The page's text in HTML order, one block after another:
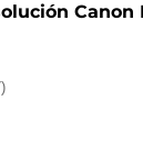
Canon